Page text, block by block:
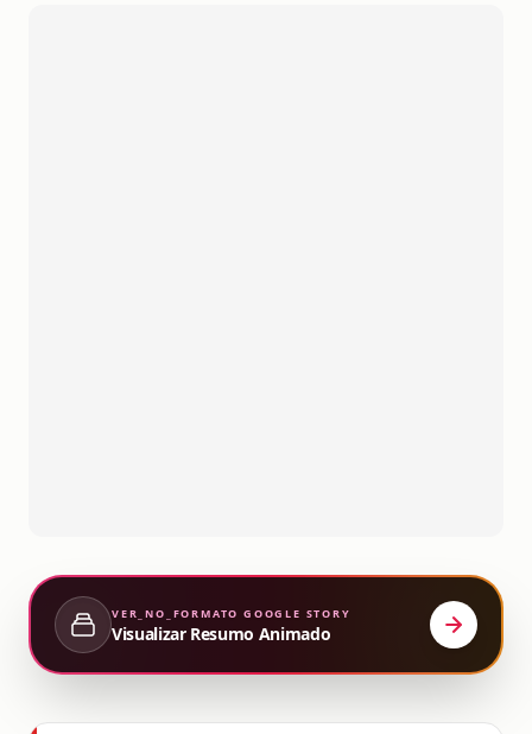
VER_NO_FORMATO GOOGLE STORY
Visualizar Resumo Animado